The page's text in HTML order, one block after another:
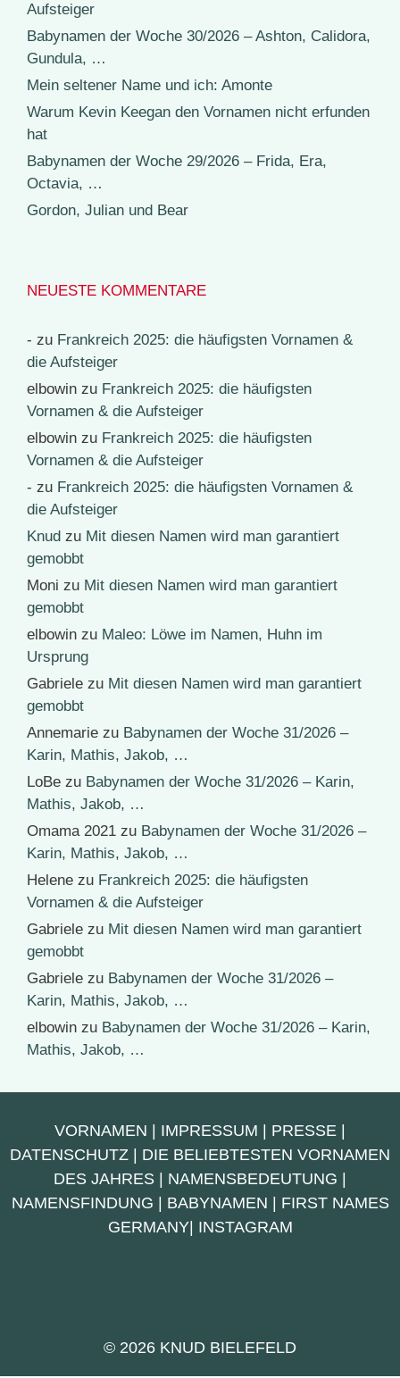
Aufsteiger
Babynamen der Woche 30/2026 – Ashton, Calidora,
Gundula, …
Mein seltener Name und ich: Amonte
Warum Kevin Keegan den Vornamen nicht erfunden
hat
Babynamen der Woche 29/2026 – Frida, Era,
Octavia, …
Gordon, Julian und Bear
NEUESTE KOMMENTARE
- zu Frankreich 2025: die häufigsten Vornamen &
die Aufsteiger
elbowin zu Frankreich 2025: die häufigsten
Vornamen & die Aufsteiger
elbowin zu Frankreich 2025: die häufigsten
Vornamen & die Aufsteiger
- zu Frankreich 2025: die häufigsten Vornamen &
die Aufsteiger
Knud zu Mit diesen Namen wird man garantiert
gemobbt
Moni zu Mit diesen Namen wird man garantiert
gemobbt
elbowin zu Maleo: Löwe im Namen, Huhn im
Ursprung
Gabriele zu Mit diesen Namen wird man garantiert
gemobbt
Annemarie zu Babynamen der Woche 31/2026 –
Karin, Mathis, Jakob, …
LoBe zu Babynamen der Woche 31/2026 – Karin,
Mathis, Jakob, …
Omama 2021 zu Babynamen der Woche 31/2026 –
Karin, Mathis, Jakob, …
Helene zu Frankreich 2025: die häufigsten
Vornamen & die Aufsteiger
Gabriele zu Mit diesen Namen wird man garantiert
gemobbt
Gabriele zu Babynamen der Woche 31/2026 –
Karin, Mathis, Jakob, …
elbowin zu Babynamen der Woche 31/2026 – Karin,
Mathis, Jakob, …
VORNAMEN IMPRESSUM PRESSE
DATENSCHUTZ
DIE BELIEBTESTEN VORNAMEN
DES JAHRES
NAMENSBEDEUTUNG
NAMENSFINDUNG
BABYNAMEN
FIRST NAMES
GERMANY| INSTAGRAM
© 2026 KNUD BIELEFELD